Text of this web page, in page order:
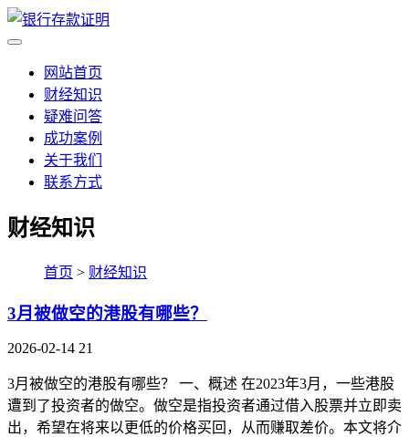
网站首页
财经知识
疑难问答
成功案例
关于我们
联系方式
财经知识
首页 > 财经知识
3月被做空的港股有哪些？
2026-02-14 21
3月被做空的港股有哪些？ 一、概述 在2023年3月，一些港股
遭到了投资者的做空。做空是指投资者通过借入股票并立即卖
出，希望在将来以更低的价格买回，从而赚取差价。本文将介